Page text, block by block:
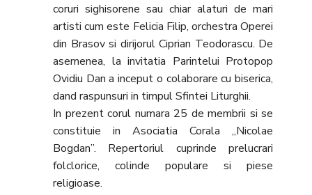
coruri sighisorene sau chiar alaturi de mari
artisti cum este Felicia Filip, orchestra Operei
din Brasov si dirijorul Ciprian Teodorascu. De
asemenea, la invitatia Parintelui Protopop
Ovidiu Dan a inceput o colaborare cu biserica,
dand raspunsuri in timpul Sfintei Liturghii.
In prezent corul numara 25 de membrii si se
constituie in Asociatia Corala „Nicolae
Bogdan”. Repertoriul cuprinde prelucrari
folclorice, colinde populare si piese
religioase.